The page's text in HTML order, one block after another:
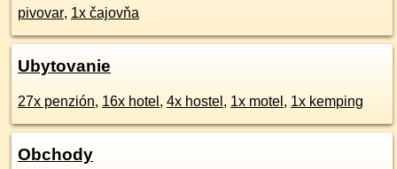
pivovar, 1x čajovňa
Ubytovanie
27x penzión, 16x hotel , 4x hostel , 1x motel , 1x kemping
Obchody